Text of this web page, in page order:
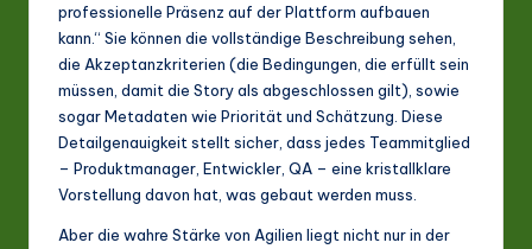
professionelle Präsenz auf der Plattform aufbauen
kann.“ Sie können die vollständige Beschreibung sehen,
die Akzeptanzkriterien (die Bedingungen, die erfüllt sein
müssen, damit die Story als abgeschlossen gilt), sowie
sogar Metadaten wie Priorität und Schätzung. Diese
Detailgenauigkeit stellt sicher, dass jedes Teammitglied
– Produktmanager, Entwickler, QA – eine kristallklare
Vorstellung davon hat, was gebaut werden muss.
Aber die wahre Stärke von Agilien liegt nicht nur in der